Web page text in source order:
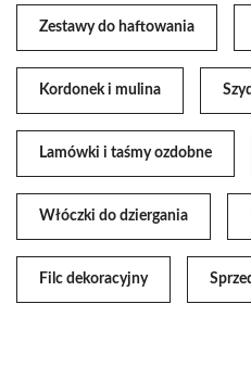
Zestawy do haftowania
Kordonek i mulina
Lamówki i taśmy ozdobne
Włóczki do dziergania
Filc dekoracyjny